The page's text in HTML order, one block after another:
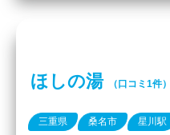
ほしの湯 （口コミ1件）
三重県 桑名市 星川駅